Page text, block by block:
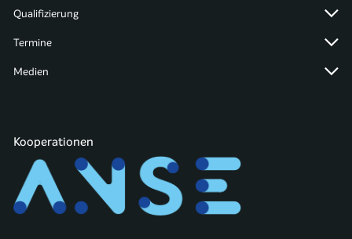
Qualifizierung
Termine
Medien
Kooperationen